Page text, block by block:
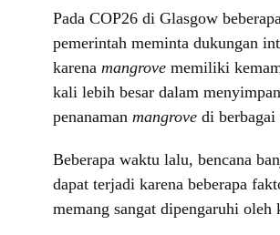
Pada COP26 di Glasgow
pemerintah meminta dukungan
karena mangrove memiliki
kali lebih besar dalam
penanaman mangrove di
Beberapa waktu lalu, bencana
dapat terjadi karena beberapa
memang sangat dipengaruhi